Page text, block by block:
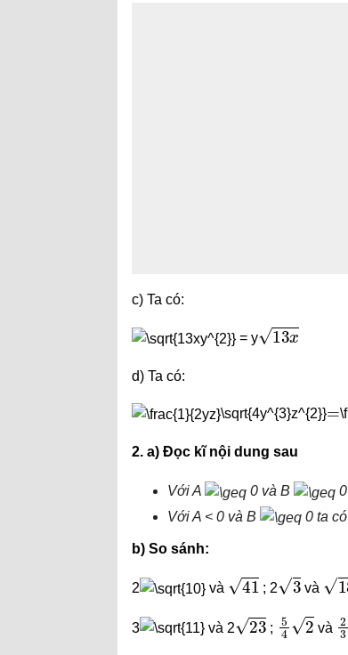
c) Ta có:
= y
13x
d) Ta có:
\sqrt{4y^{3}z^{2}}
2. a) Đọc kĩ nội dung sau
Với A 0 và B
Với A < 0 và B
0 ta có
b) So sánh:
2 và
41
; 2 và
18
3 và 2
23
;
5
và
2